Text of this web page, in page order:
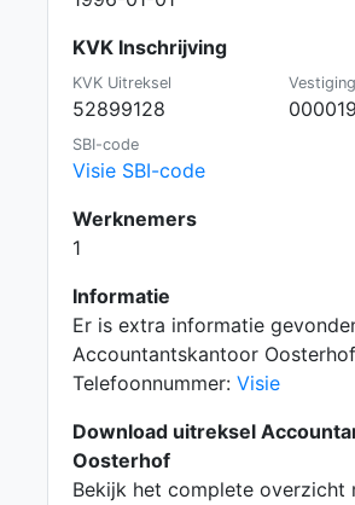
KVK Inschrijving
KVK Uitreksel
52899128
SBI-code
Visie SBI-code
Werknemers
1
Informatie
Er is extra informatie
Accountantskantoor Oosterhof
Telefoonnummer: Visie
Download uitreksel
Oosterhof
Bekijk het complete overzicht